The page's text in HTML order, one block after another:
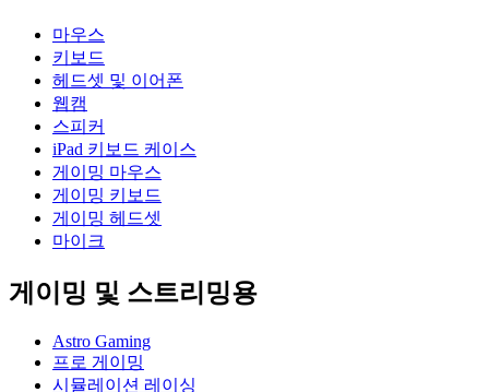
마우스
키보드
헤드셋 및 이어폰
웹캠
스피커
iPad 키보드 케이스
게이밍 마우스
게이밍 키보드
게이밍 헤드셋
마이크
게이밍 및 스트리밍용
Astro Gaming
프로 게이밍
시뮬레이션 레이싱